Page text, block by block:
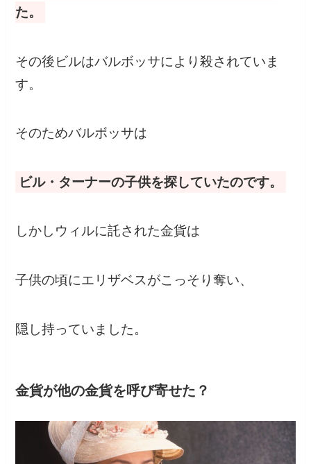
た。
その後ビルはバルボッサにより殺されていま
す。
そのためバルボッサは
ビル・ターナーの子供を探していたのです。
しかしウィルに託された金貨は
子供の頃にエリザベスがこっそり奪い、
隠し持っていました。
金貨が他の金貨を呼び寄せた？